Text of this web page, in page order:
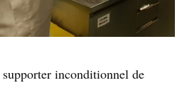
supporter inconditionnel de